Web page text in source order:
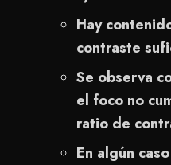
Hay
contraste
Se observa
el foco no
ratio de
En algún